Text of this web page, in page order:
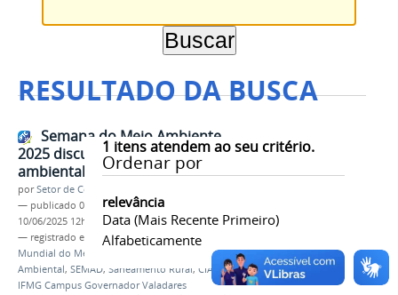
RESULTADO DA BUSCA
1 itens atendem ao seu critério.
Ordenar por
relevância
Data (mais Recente Primeiro)
Alfabeticamente
Semana do Meio Ambiente
2025 discutiu fiscalização
ambiental e saneamento rural
porSetor de Comunicação
— publicado 06/06/2025—última modificação
10/06/2025 12h03
— registrado em:
Semana do Meio Ambiente
Mundial do Meio Ambiente
Ambiental, SEMAD, Saneamento Rural, CIAAT,
IFMG Campus Governador Valadares